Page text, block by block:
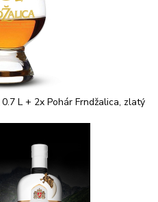
L + 2x Pohár Frndžalica, zlatý